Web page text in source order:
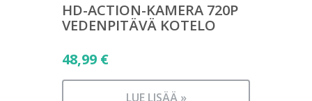
HD-ACTION-KAMERA 720P
VEDENPITÄVÄ KOTELO
48,99 €
LUE LISÄÄ »